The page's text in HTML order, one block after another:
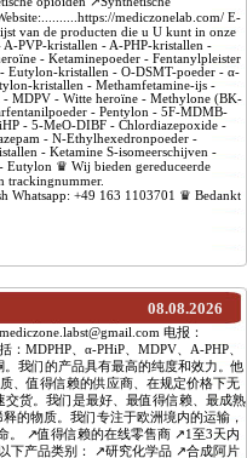
mediczonelab.com/ E-
van de producten die u U kunt in onze
PVP-kristallen - A-PHP-kristallen -
- Ketaminepoeder - Fentanylpleister
Eutylon-kristallen - O-DSMT-poeder - α-
kristallen - Methamfetamine-ijs -
MDPV - Witte heroïne - Methylone (BK-
- Pentylon - 5F-MDMB-
- 5-MeO-DIBF - Chlordiazepoxide -
- N-Ethylhexedronpoeder -
- Ketamine S-isomeerschijven -
Eutylon ♛ Wij bieden gereduceerde
trackingnummer.
Whatsapp: +49 163 1103701 ♛ Bedankt
08.08.2026
电报：
MDPHP、α-PHiP、MDPV、A-PHP、
我们的产品具有最高的纯度和效力。他
、值得信赖的供应商、在规定价格下无
货。我们是最好、最值得信赖、最成熟
的物质。我们专注于欧洲境内的运输，
。 ↗️值得信赖的在线零售商 ↗️1至3天内
下产品类别： ↗️研究化学品 ↗️合成阿片